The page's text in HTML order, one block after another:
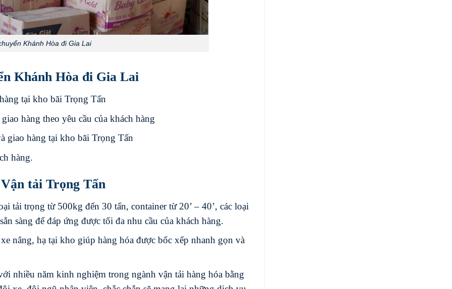
Khánh Hòa đi Gia Lai
Khánh Hòa đi Gia Lai
tại kho bãi Trọng Tấn
hàng theo yêu cầu của khách hàng
giao hàng tại kho bãi Trọng Tấn
hàng.
tải Trọng Tấn
tải trọng từ 500kg đến 30 tấn, container từ 20’ – 40’, các loại
sàng để đáp ứng được tối đa nhu cầu của khách hàng.
nâng, hạ tại kho giúp hàng hóa được bốc xếp nhanh gọn và
nhiều năm kinh nghiệm trong ngành vận tải hàng hóa bằng